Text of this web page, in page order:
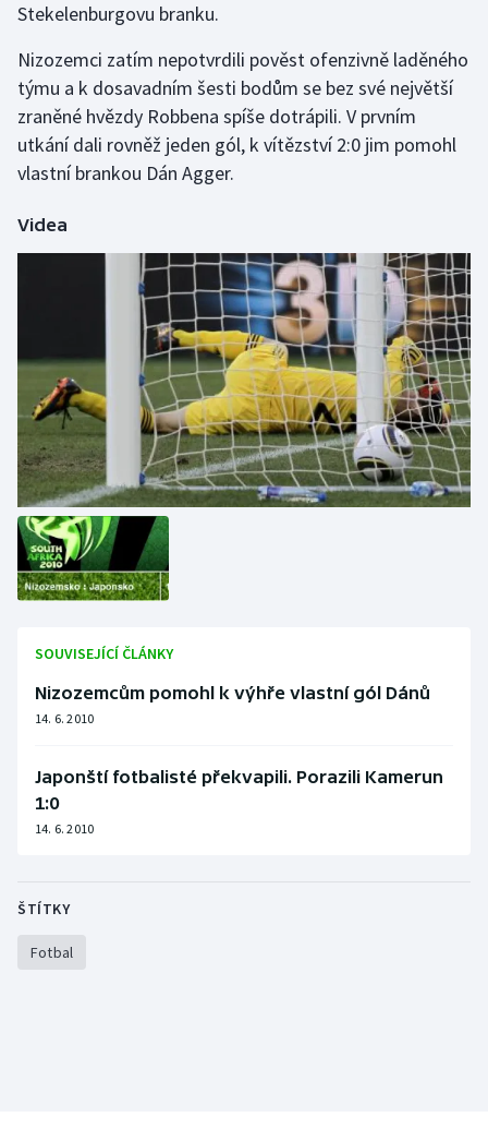
Stolní tenis
Triatlon
Veslování
Vodní slalom
Volejbal
Stekelenburgovu branku.
Nizozemci zatím nepotvrdili pověst ofenzivně laděného
týmu a k dosavadním šesti bodům se bez své největší
zraněné hvězdy Robbena spíše dotrápili. V prvním
utkání dali rovněž jeden gól, k vítězství 2:0 jim pomohl
vlastní brankou Dán Agger.
Videa
SOUVISEJÍCÍ ČLÁNKY
Nizozemcům pomohl k výhře vlastní gól Dánů
14. 6. 2010
Japonští fotbalisté překvapili. Porazili Kamerun
1:0
14. 6. 2010
ŠTÍTKY
Fotbal